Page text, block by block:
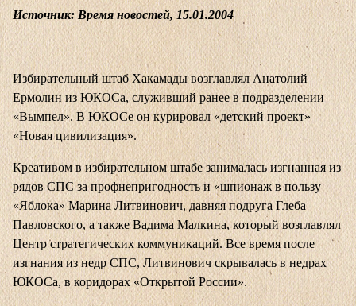
Источник: Время новостей, 15.01.2004
Избирательный штаб Хакамады возглавлял Анатолий
Ермолин из ЮКОСа, служивший ранее в подразделении
«Вымпел». В ЮКОСе он курировал «детский проект»
«Новая цивилизация».
Креативом в избирательном штабе занималась изгнанная из
рядов СПС за профнепригодность и «шпионаж в пользу
«Яблока» Марина Литвинович, давняя подруга Глеба
Павловского, а также Вадима Малкина, который возглавлял
Центр стратегических коммуникаций. Все время после
изгнания из недр СПС, Литвинович скрывалась в недрах
ЮКОСа, в коридорах «Открытой России».